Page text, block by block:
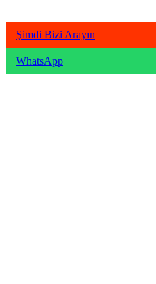
Şimdi Bizi Arayın
WhatsApp